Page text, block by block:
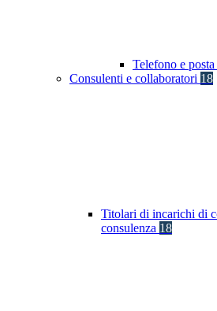
Telefono e
Consulenti e collaboratori 18
Titolari di incarichi di
consulenza 18